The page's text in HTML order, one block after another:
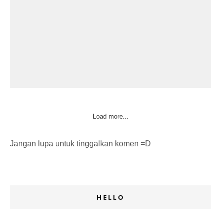
Load more...
Jangan lupa untuk tinggalkan komen =D
HELLO